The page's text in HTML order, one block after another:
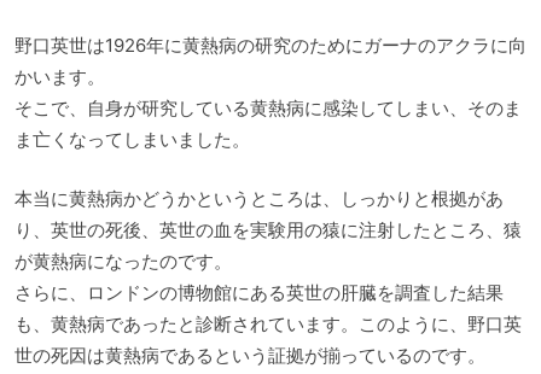
野口英世は1926年に黄熱病の研究のためにガーナのアクラに向
かいます。
そこで、自身が研究している黄熱病に感染してしまい、そのま
ま亡くなってしまいました。
本当に黄熱病かどうかというところは、しっかりと根拠があ
り、英世の死後、英世の血を実験用の猿に注射したところ、猿
が黄熱病になったのです。
さらに、ロンドンの博物館にある英世の肝臓を調査した結果
も、黄熱病であったと診断されています。このように、野口英
世の死因は黄熱病であるという証拠が揃っているのです。